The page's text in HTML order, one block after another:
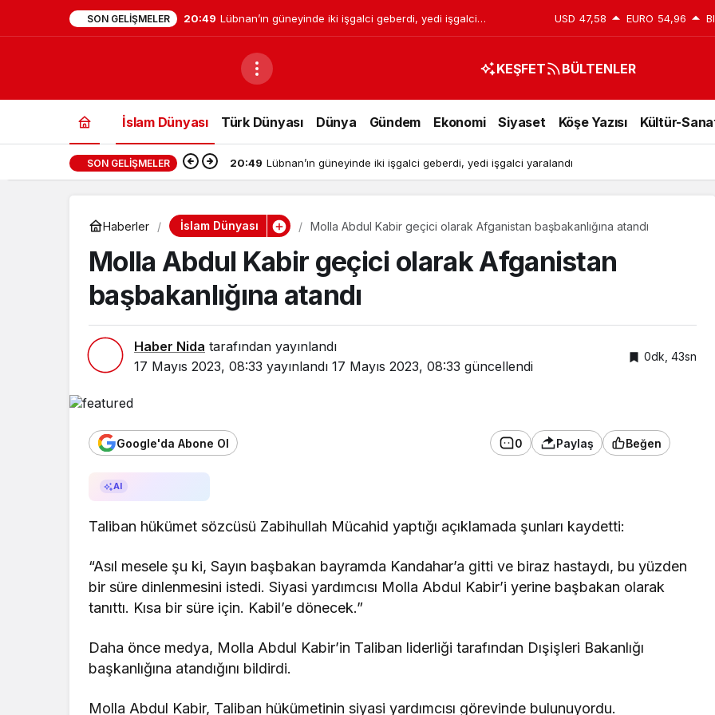
SON GELIŞMELER 20:49 Lübnan’ın güneyinde iki işgalci geberdi, yedi işgalci
yaralandı
USD 47,58 EURO 54,96
KEŞFET BÜLTENLER
İslam Dünyası Türk Dünyası Dünya Gündem Ekonomi Siyaset Köşe Yazısı Kültür-
SON GELIŞMELER 20:49 Lübnan’ın güneyinde iki işgalci geberdi, yedi işgalci yaralandı
Haberler İslam Dünyası Molla Abdul Kabir geçici olarak Afganistan başbakanlığına atandı
Molla Abdul Kabir geçici olarak Afganistan
başbakanlığına atandı
Haber Nida tarafından yayınlandı
17 Mayıs 2023, 08:33 yayınlandı 17 Mayıs 2023, 08:33 güncellendi
0dk, 43sn
Google'da Abone Ol 0 Paylaş Beğen
AI
Taliban hükümet sözcüsü Zabihullah Mücahid yaptığı açıklamada şunları kaydetti:
“Asıl mesele şu ki, Sayın başbakan bayramda Kandahar’a gitti ve biraz hastaydı, bu yüzden
bir süre dinlenmesini istedi. Siyasi yardımcısı Molla Abdul Kabir’i yerine başbakan olarak
tanıttı. Kısa bir süre için. Kabil’e dönecek.”
Daha önce medya, Molla Abdul Kabir’in Taliban liderliği tarafından Dışişleri Bakanlığı
başkanlığına atandığını bildirdi.
Molla Abdul Kabir, Taliban hükümetinin siyasi yardımcısı görevinde bulunuyordu.